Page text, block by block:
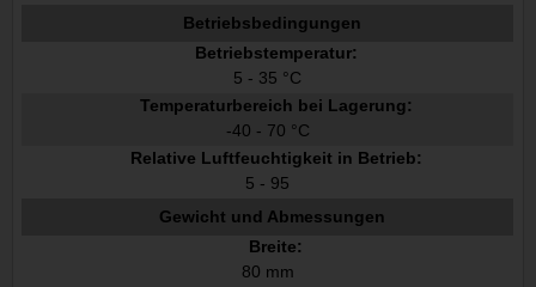
Betriebsbedingungen
Betriebstemperatur:
5 - 35 °C
Temperaturbereich bei Lagerung:
-40 - 70 °C
Relative Luftfeuchtigkeit in Betrieb:
5 - 95
Gewicht und Abmessungen
Breite:
80 mm